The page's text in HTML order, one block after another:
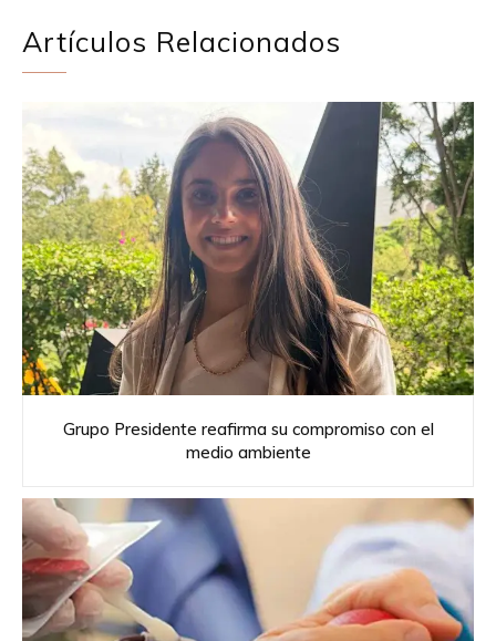
Artículos Relacionados
Grupo Presidente reafirma su compromiso con el
medio ambiente